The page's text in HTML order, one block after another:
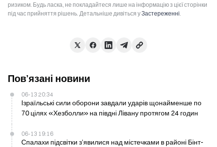
ризиком. Будь ласка, не покладайтеся лише на інформацію з цієї сторінки
під час прийняття рішень. Детальніше дивіться уЗастереженні.
Пов’язані новини
06-13 20:34
Ізраїльські сили оборони завдали ударів щонайменше по
70 цілях «Хезболли» на півдні Лівану протягом 24 годин
06-13 19:16
Спалахи підсвітки з’явилися над містечками в районі Бінт-